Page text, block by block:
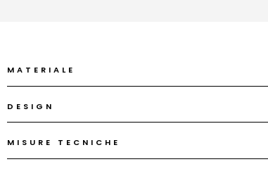
MATERIALE
DESIGN
MISURE TECNICHE